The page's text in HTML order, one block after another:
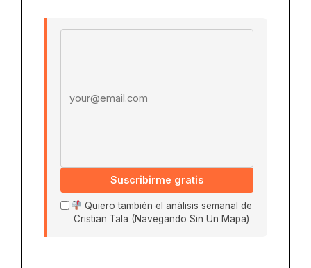
Suscribirme gratis
Quiero también el análisis semanal de
Cristian Tala (Navegando Sin Un Mapa)